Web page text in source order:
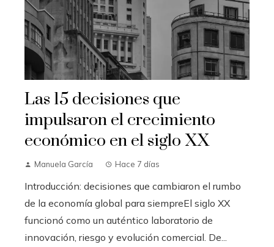
Las 15 decisiones que
impulsaron el crecimiento
económico en el siglo XX
Manuela García Hace 7 días
Introducción: decisiones que cambiaron el rumbo
de la economía global para siempreEl siglo XX
funcionó como un auténtico laboratorio de
innovación, riesgo y evolución comercial. De...